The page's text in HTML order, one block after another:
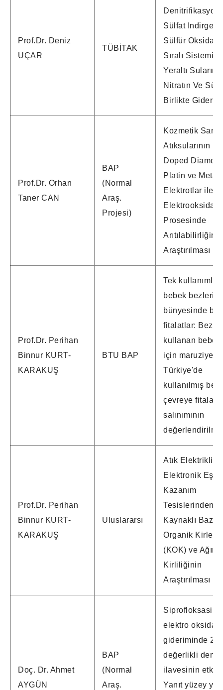
Prof.Dr. Deniz
UÇAR
TÜBİTAK
Denitrifikasyon,
Sülfat
Sülfür
Sıralı Sistemi
Yeraltı
Nitratın Ve
Birlikte
Prof.Dr. Orhan
Taner CAN
BAP
(Normal
Araş.
Projesi)
Kozmetik
Atıksularının
Doped
Platin ve Metal
Elektrotlar ile
Prosesinde
Arıtılabilirliğinin
Araştırılması
Prof.Dr. Perihan
Binnur KURT-
KARAKUŞ
BTU BAP
Tek kullanımlık
bebek bezleri
bünyesinde
fitalatlar: Bez
kullanan
için maruziyet
Türkiye'de
kullanılmış
çevreye fitalat
salınımının
Prof.Dr. Perihan
Binnur KURT-
KARAKUŞ
Uluslararsı
Atık Elektrikli
Elektronik
Kazanım
Tesislerinden
Kaynaklı Bazı
Organik
(KOK) ve Ağır
Kirliliğinin
Araştırılması
Doç. Dr. Ahmet
AYGÜN
BAP
(Normal
Araş.
elektro
gideriminde 2
değerlikli demir
ilavesinin
Yanıt yüzey